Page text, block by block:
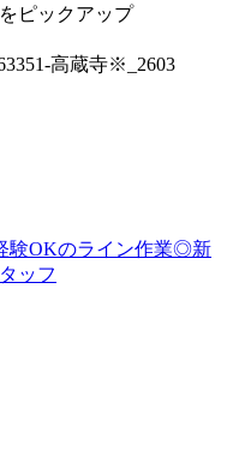
ピックアップ
高蔵寺※_2603
験OKのライン作業◎新
ッフ